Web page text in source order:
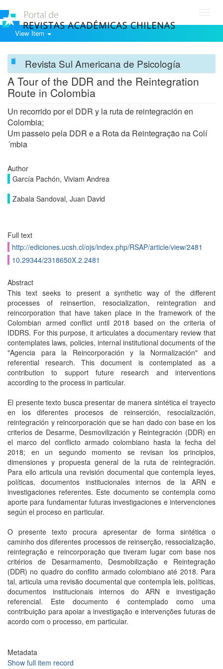
View Item
Revista Sul Americana de Psicología
A Tour of the DDR and the Reintegration
Route in Colombia
Un recorrido por el DDR y la ruta de reintegración en
Colombia;
Um passeio pela DDR e a Rota da Reintegração na Colí
´mbia
Author
Garcí­a Pachón, Viviam Andrea
Zabala Sandoval, Juan David
Full text
http://ediciones.ucsh.cl/ojs/index.php/RSAP/article/view/2481
10.29344/2318650X.2.2481
Abstract
This text seeks to present a synthetic way of the different
processes of reinsertion, resocialization, reintegration and
reincorporation that have taken place in the framework of the
Colombian armed conflict until 2018 based on the criteria of
IDDRS. For this purpose, it articulates a documentary review that
contemplates laws, policies, internal institutional documents of the
"Agencia para la Reincorporación y la Normalización" and
referential research. This document is contemplated as a
contribution to support future research and interventions
according to the process in particular.
El presente texto busca presentar de manera sintética el trayecto
en los diferentes procesos de reinserción, resocialización,
reintegración y reincorporación que se han dado con base en los
criterios de Desarme, Desmovilización y Reintegración (DDR) en
el marco del conflicto armado colombiano hasta la fecha del
2018; en un segundo momento se revisan los principios,
dimensiones y propuesta general de la ruta de reintegración.
Para ello articula una revisión documental que contempla leyes,
polí­ticas, documentos institucionales internos de la ARN e
investigaciones referentes. Este documento se contempla como
aporte para fundamentar futuras investigaciones e intervenciones
según el proceso en particular.
O presente texto procura apresentar de forma sintética o
caminho dos diferentes processos de reinserção, ressocialização,
reintegração e reincorporação que tiveram lugar com base nos
critérios de Desarmamento, Desmobilização e Reintegração
(DDR) no quadro do conflito armado colombiano até 2018. Para
tal, articula uma revisão documental que contempla leis, polí­ticas,
documentos institucionais internos do ARN e investigação
referencial. Este documento é contemplado como uma
contribuição para apoiar a investigação e intervenções futuras de
acordo com o processo, em particular.
Metadata
Show full item record